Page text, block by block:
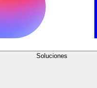
Soluciones